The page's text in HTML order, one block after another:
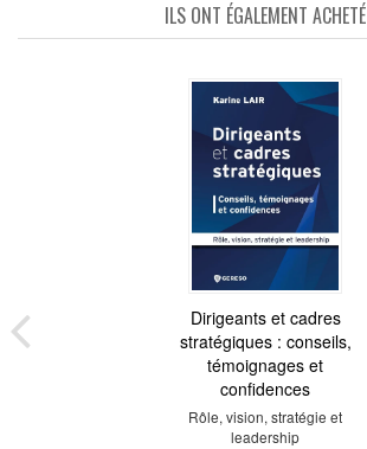
ILS ONT ÉGALEMENT ACHETÉ
Dirigeants et cadres
stratégiques : conseils,
témoignages et
confidences
Rôle, vision, stratégie et
leadership